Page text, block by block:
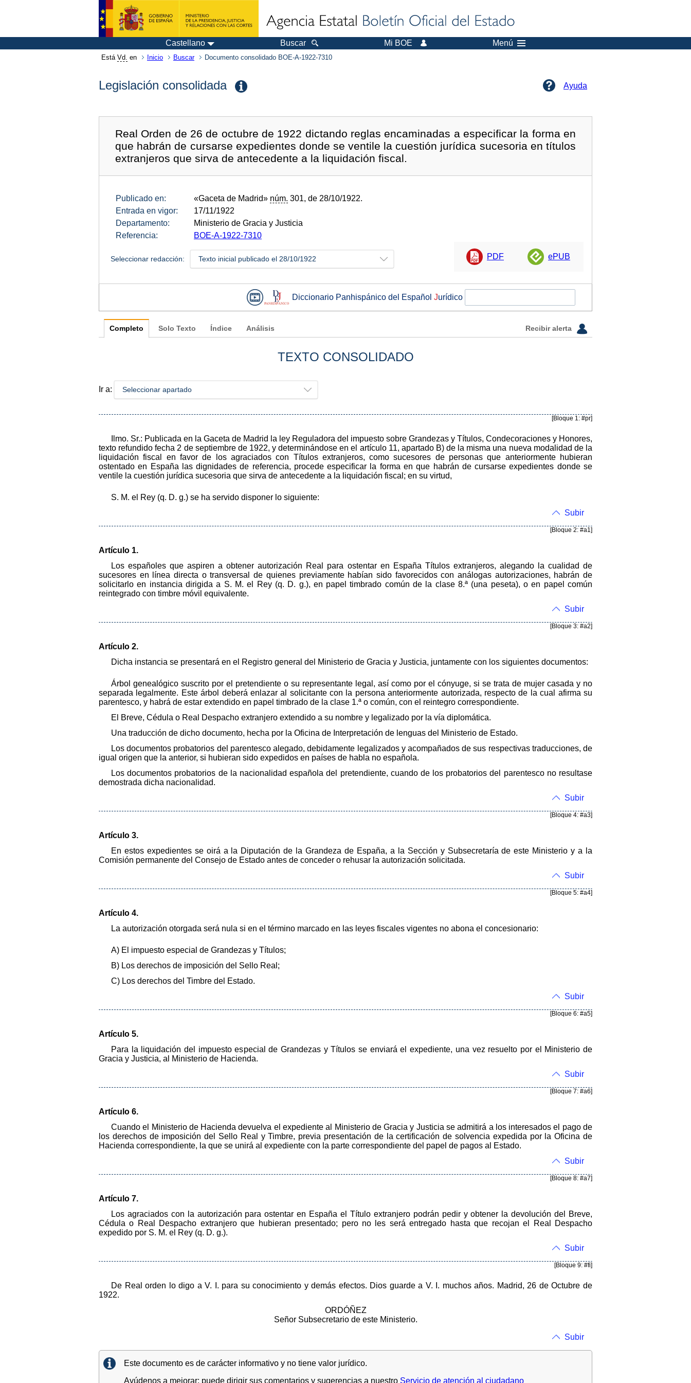
Castellano Buscar Mi BOE Menú
Está Vd. en Inicio Buscar Documento consolidado BOE-A-1922-7310
Legislación consolidada Ayuda
Real Orden de 26 de octubre de 1922 dictando reglas encaminadas a especificar la forma en
que habrán de cursarse expedientes donde se ventile la cuestión jurídica sucesoria en títulos
extranjeros que sirva de antecedente a la liquidación fiscal.
Publicado en: «Gaceta de Madrid» núm. 301, de 28/10/1922.
Entrada en vigor:
17/11/1922
Departamento:
Ministerio de Gracia y Justicia
Referencia:
BOE-A-1922-7310
Seleccionar redacción: Texto inicial publicado el 28/10/1922 PDF ePUB
Diccionario Panhispánico del Español Jurídico
Completo Solo Texto Índice Análisis Recibir alerta
TEXTO CONSOLIDADO
Ir a: Seleccionar apartado
[Bloque 1: #pr]
Ilmo. Sr.: Publicada en la Gaceta de Madrid la ley Reguladora del impuesto sobre Grandezas y Títulos, Condecoraciones y Honores,
texto refundido fecha 2 de septiembre de 1922, y determinándose en el artículo 11, apartado B) de la misma una nueva modalidad de la
liquidación fiscal en favor de los agraciados con Títulos extranjeros, como sucesores de personas que anteriormente hubieran
ostentado en España las dignidades de referencia, procede especificar la forma en que habrán de cursarse expedientes donde se
ventile la cuestión jurídica sucesoria que sirva de antecedente a la liquidación fiscal; en su virtud,
S. M. el Rey (q. D. g.) se ha servido disponer lo siguiente:
Subir
[Bloque 2: #a1]
Artículo 1.
Los españoles que aspiren a obtener autorización Real para ostentar en España Títulos extranjeros, alegando la cualidad de
sucesores en línea directa o transversal de quienes previamente habían sido favorecidos con análogas autorizaciones, habrán de
solicitarlo en instancia dirigida a S. M. el Rey (q. D. g.), en papel timbrado común de la clase 8.ª (una peseta), o en papel común
reintegrado con timbre móvil equivalente.
Subir
[Bloque 3: #a2]
Artículo 2.
Dicha instancia se presentará en el Registro general del Ministerio de Gracia y Justicia, juntamente con los siguientes documentos:
Árbol genealógico suscrito por el pretendiente o su representante legal, así como por el cónyuge, si se trata de mujer casada y no
separada legalmente. Este árbol deberá enlazar al solicitante con la persona anteriormente autorizada, respecto de la cual afirma su
parentesco, y habrá de estar extendido en papel timbrado de la clase 1.ª o común, con el reintegro correspondiente.
El Breve, Cédula o Real Despacho extranjero extendido a su nombre y legalizado por la vía diplomática.
Una traducción de dicho documento, hecha por la Oficina de Interpretación de lenguas del Ministerio de Estado.
Los documentos probatorios del parentesco alegado, debidamente legalizados y acompañados de sus respectivas traducciones, de
igual origen que la anterior, si hubieran sido expedidos en países de habla no española.
Los documentos probatorios de la nacionalidad española del pretendiente, cuando de los probatorios del parentesco no resultase
demostrada dicha nacionalidad.
Subir
[Bloque 4: #a3]
Artículo 3.
En estos expedientes se oirá a la Diputación de la Grandeza de España, a la Sección y Subsecretaría de este Ministerio y a la
Comisión permanente del Consejo de Estado antes de conceder o rehusar la autorización solicitada.
Subir
[Bloque 5: #a4]
Artículo 4.
La autorización otorgada será nula si en el término marcado en las leyes fiscales vigentes no abona el concesionario:
A) El impuesto especial de Grandezas y Títulos;
B) Los derechos de imposición del Sello Real;
C) Los derechos del Timbre del Estado.
Subir
[Bloque 6: #a5]
Artículo 5.
Para la liquidación del impuesto especial de Grandezas y Títulos se enviará el expediente, una vez resuelto por el Ministerio de
Gracia y Justicia, al Ministerio de Hacienda.
Subir
[Bloque 7: #a6]
Artículo 6.
Cuando el Ministerio de Hacienda devuelva el expediente al Ministerio de Gracia y Justicia se admitirá a los interesados el pago de
los derechos de imposición del Sello Real y Timbre, previa presentación de la certificación de solvencia expedida por la Oficina de
Hacienda correspondiente, la que se unirá al expediente con la parte correspondiente del papel de pagos al Estado.
Subir
[Bloque 8: #a7]
Artículo 7.
Los agraciados con la autorización para ostentar en España el Título extranjero podrán pedir y obtener la devolución del Breve,
Cédula o Real Despacho extranjero que hubieran presentado; pero no les será entregado hasta que recojan el Real Despacho
expedido por S. M. el Rey (q. D. g.).
Subir
[Bloque 9: #fi]
De Real orden lo digo a V. I. para su conocimiento y demás efectos. Dios guarde a V. I. muchos años. Madrid, 26 de Octubre de
1922.
ORDÓÑEZ
Señor Subsecretario de este Ministerio.
Subir
Este documento es de carácter informativo y no tiene valor jurídico.
Ayúdenos a mejorar: puede dirigir sus comentarios y sugerencias a nuestro Servicio de atención al ciudadano